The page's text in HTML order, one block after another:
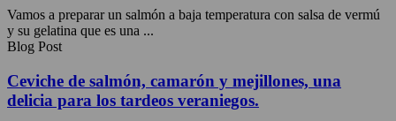
Vamos a preparar un salmón a baja temperatura con salsa de vermú
y su gelatina que es una ...
Blog Post
Ceviche de salmón, camarón y mejillones, una
delicia para los tardeos veraniegos.